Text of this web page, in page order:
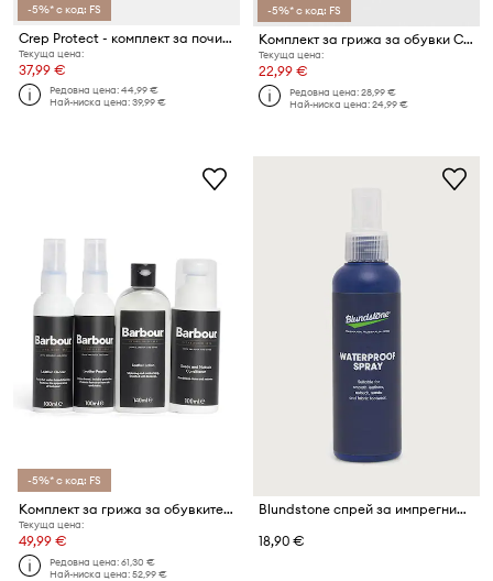
-5%* с код: FS
Crep Protect - комплект за почистване на обувки Ultimate Box Pack
Текуща цена:
37,99 €
Редовна цена:44,99 €
Най-ниска цена:39,99 €
-5%* с код: FS
Комплект за грижа за обувки Crep Protect
Текуща цена:
22,99 €
Редовна цена:28,99 €
Най-ниска цена:24,99 €
-5%* с код: FS
Комплект за грижа за обувките Barbour Leather Footwear Care Kit (3 броя)
Текуща цена:
49,99 €
Редовна цена:61,30 €
Най-ниска цена:52,99 €
Blundstone спрей за импрегниране
18,90 €